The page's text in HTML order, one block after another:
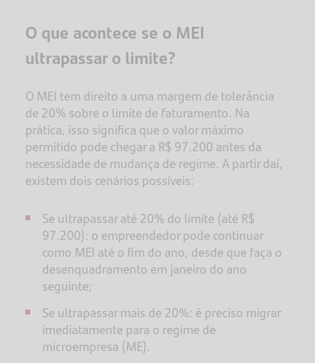
O que acontece se o MEI
ultrapassar o limite?
O MEI tem direito a uma margem de tolerância
de 20% sobre o limite de faturamento. Na
prática, isso significa que o valor máximo
permitido pode chegar a R$ 97.200 antes da
necessidade de mudança de regime. A partir daí,
existem dois cenários possíveis:
Se ultrapassar até 20% do limite (até R$
97.200): o empreendedor pode continuar
como MEI até o fim do ano, desde que faça o
desenquadramento em janeiro do ano
seguinte;
Se ultrapassar mais de 20%: é preciso migrar
imediatamente para o regime de
microempresa (ME).